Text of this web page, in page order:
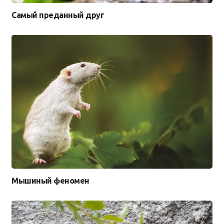
Самый преданный друг
Мышиный феномен